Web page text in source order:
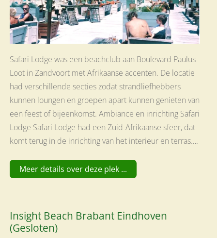
Safari Lodge was een beachclub aan Boulevard Paulus
Loot in Zandvoort met Afrikaanse accenten. De locatie
had verschillende secties zodat strandliefhebbers
kunnen loungen en groepen apart kunnen genieten van
een feest of bijeenkomst. Ambiance en inrichting Safari
Lodge Safari Lodge had een Zuid-Afrikaanse sfeer, dat
komt terug in de inrichting van het interieur en terras….
Meer details over deze plek ...
Insight Beach Brabant Eindhoven
(Gesloten)